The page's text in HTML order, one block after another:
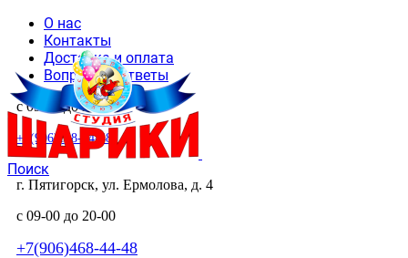
О нас
Контакты
Доставка и оплата
Вопросы и ответы
с 09-00 до 20-00
+7(906)468-44-48
Поиск
г. Пятигорск, ул. Ермолова, д. 4
с 09-00 до 20-00
+7(906)468-44-48